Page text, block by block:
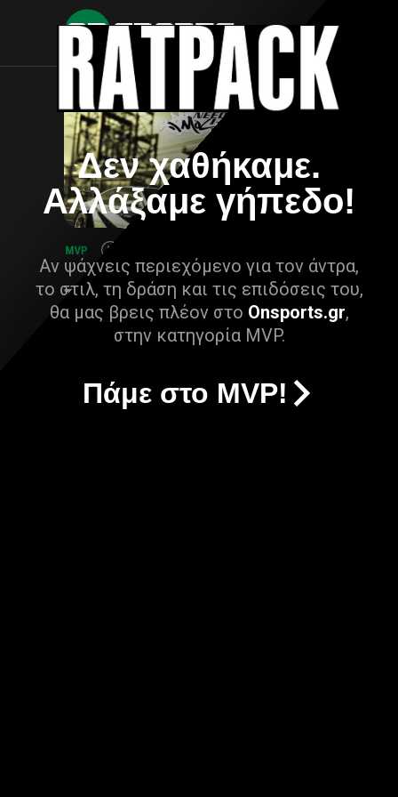
Δεν χαθήκαμε.
Αλλάξαμε γήπεδο!
Αν ψάχνεις περιεχόμενο για τον άντρα,
το στιλ, τη δράση και τις επιδόσεις του,
θα μας βρεις πλέον στο Onsports.gr,
στην κατηγορία MVP.
Πάμε στο MVP!